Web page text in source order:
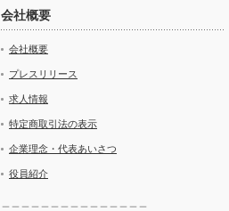
会社概要
会社概要
プレスリリース
求人情報
特定商取引法の表示
企業理念・代表あいさつ
役員紹介